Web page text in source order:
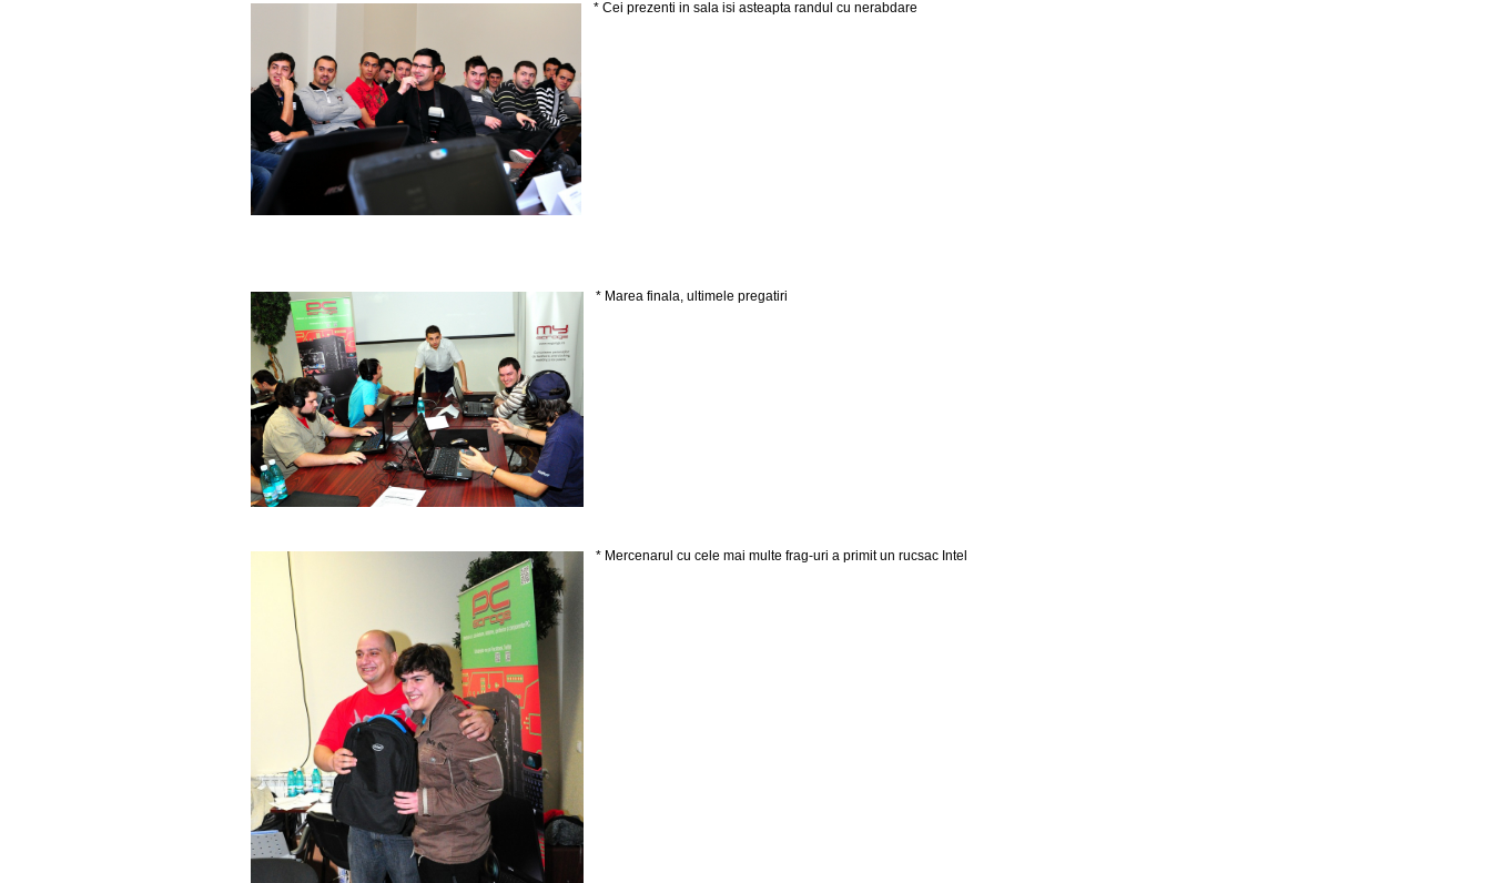
* Cei prezenti in sala isi asteapta randul cu nerabdare
* Marea finala, ultimele pregatiri
* Mercenarul cu cele mai multe frag-uri a primit un rucsac Intel